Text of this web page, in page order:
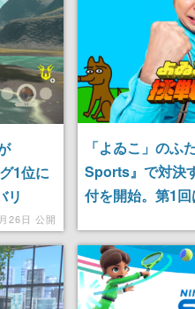
1位に
リ
』に
26日 公開
「よゐこ」の
Sports』で対決
付を開始。第1